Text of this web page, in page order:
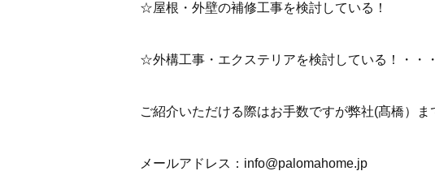
☆屋根・外壁の補修工事を検討している！
☆外構工事・エクステリアを検討している！・・
ご紹介いただける際はお手数ですが弊社(髙橋）ま
メールアドレス：info@palomahome.jp